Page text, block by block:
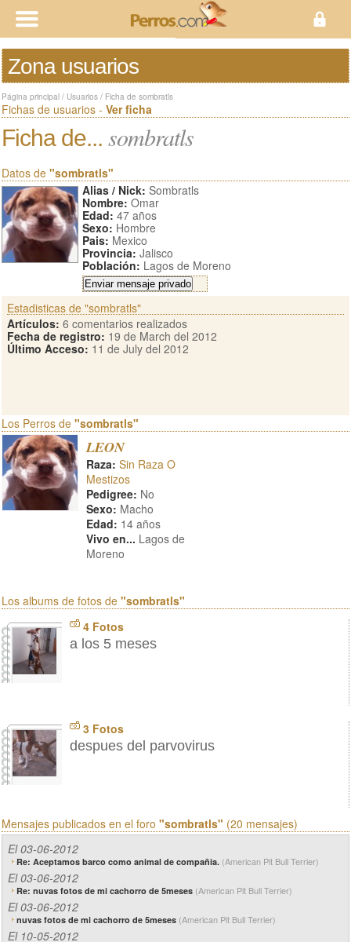
Zona usuarios
Página principal / Usuarios / Ficha de sombratls
Fichas de usuarios - Ver ficha
Ficha de... sombratls
Datos de "sombratls"
Alias / Nick: Sombratls
Nombre: Omar
Edad: 47 años
Sexo: Hombre
Pais: Mexico
Provincia: Jalisco
Población: Lagos de Moreno
Estadisticas de "sombratls"
Artículos: 6 comentarios realizados
Fecha de registro: 19 de March del 2012
Último Acceso: 11 de July del 2012
Los Perros de "sombratls"
LEON
Raza: Sin Raza O
Mestizos
Pedigree: No
Sexo: Macho
Edad: 14 años
Vivo en... Lagos de
Moreno
Los albums de fotos de "sombratls"
4 Fotos
a los 5 meses
3 Fotos
despues del parvovirus
Mensajes publicados en el foro "sombratls" (20 mensajes)
El 03-06-2012
Re: Aceptamos barco como animal de compañia. (American Pit Bull Terrier)
El 03-06-2012
Re: nuvas fotos de mi cachorro de 5meses (American Pit Bull Terrier)
El 03-06-2012
nuvas fotos de mi cachorro de 5meses (American Pit Bull Terrier)
El 10-05-2012